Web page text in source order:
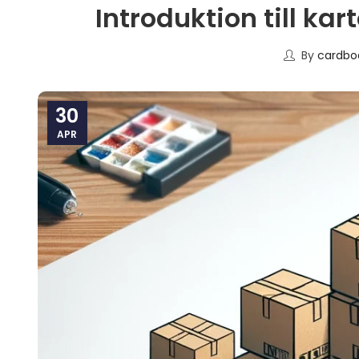
Introduktion till
By
30
APR